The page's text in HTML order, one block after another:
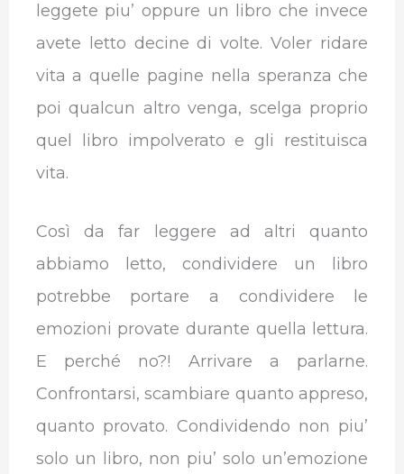
leggete piu’ oppure un libro che invece
avete letto decine di volte. Voler ridare
vita a quelle pagine nella speranza che
poi qualcun altro venga, scelga proprio
quel libro impolverato e gli restituisca
vita.
Così da far leggere ad altri quanto
abbiamo letto, condividere un libro
potrebbe portare a condividere le
emozioni provate durante quella lettura.
E perché no?! Arrivare a parlarne.
Confrontarsi, scambiare quanto appreso,
quanto provato. Condividendo non piu’
solo un libro, non piu’ solo un’emozione